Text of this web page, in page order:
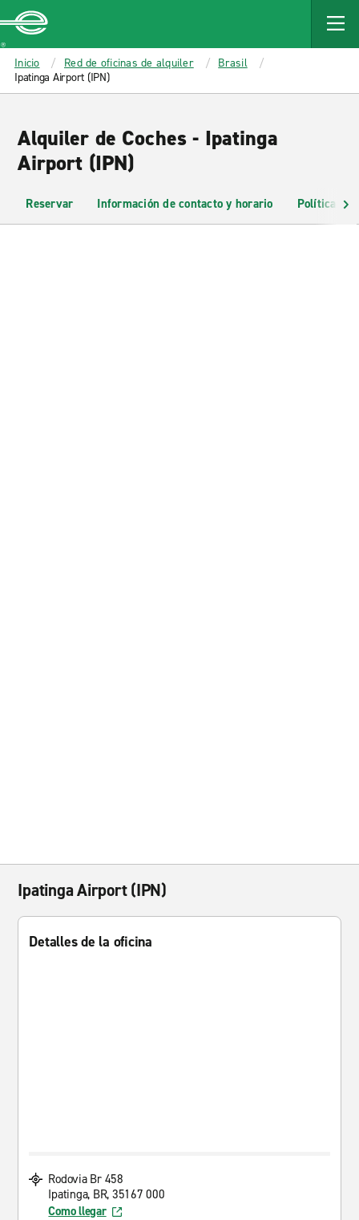
MAIN
CONTENT
Enterprise
Inicio Red de oficinas de alquiler
Brasil
Ipatinga Airport (IPN)
Alquiler de Coches - Ipatinga
Airport (IPN)
Reservar Información de contacto y horario Políticas
Ipatinga Airport (IPN)
Detalles de la oficina
Rodovia Br 458
Ipatinga, BR, 35167 000
Como llegar